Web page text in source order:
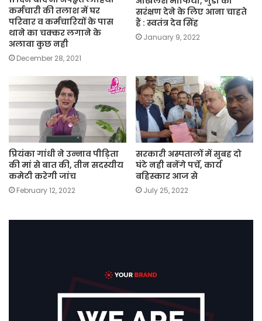
कर्मचारी की तलाश में घर
परिवार व कर्मचारियों के पास
थाने का चक्कर लगाने के
अलावा कुछ नही
December 28, 2021
सरंक्षण देने के लिए आना चाहते
हैं : स्वतंत्र देव सिंह
January 9, 2022
प्रियंका गांधी ने उन्नाव पीड़िता
की मां से बात की, तीन सदस्यीय
कमेटी करेगी जांच
February 12, 2022
सरकारी अस्पतालों में सुबह दो
घंटे नही बनेंगे पर्चे, कार्य
बहिस्कार आज से
July 25, 2022